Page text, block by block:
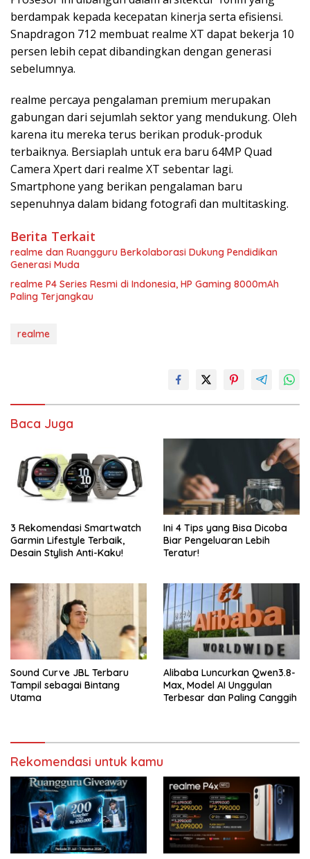
berdampak kepada kecepatan kinerja serta efisiensi.
Snapdragon 712 membuat realme XT dapat bekerja 10
persen lebih cepat dibandingkan dengan generasi
sebelumnya.
realme percaya pengalaman premium merupakan
gabungan dari sejumlah sektor yang mendukung. Oleh
karena itu mereka terus berikan produk-produk
terbaiknya. Bersiaplah untuk era baru 64MP Quad
Camera Xpert dari realme XT sebentar lagi.
Smartphone yang berikan pengalaman baru
sepenuhnya dalam bidang fotografi dan multitasking.
Berita Terkait
realme dan Ruangguru Berkolaborasi Dukung Pendidikan
Generasi Muda
realme P4 Series Resmi di Indonesia, HP Gaming 8000mAh
Paling Terjangkau
realme
Baca Juga
3 Rekomendasi Smartwatch
Garmin Lifestyle Terbaik,
Desain Stylish Anti-Kaku!
Ini 4 Tips yang Bisa Dicoba
Biar Pengeluaran Lebih
Teratur!
Sound Curve JBL Terbaru
Tampil sebagai Bintang
Utama
Alibaba Luncurkan Qwen3.8-
Max, Model AI Unggulan
Terbesar dan Paling Canggih
Rekomendasi untuk kamu